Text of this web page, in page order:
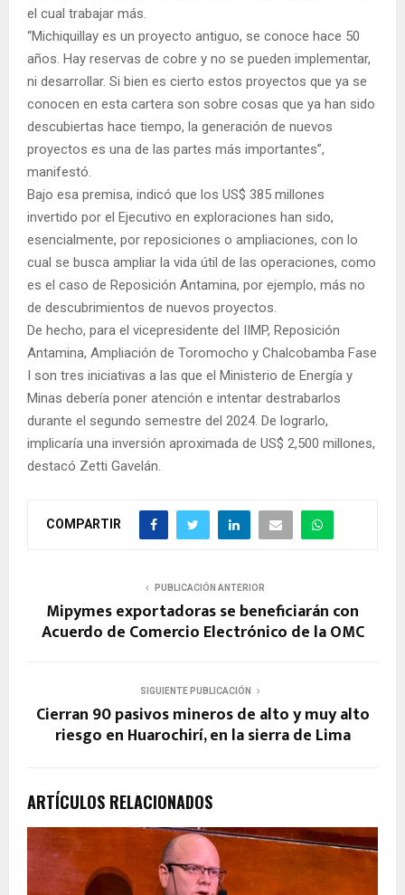
el cual trabajar más.
“Michiquillay es un proyecto antiguo, se conoce hace 50
años. Hay reservas de cobre y no se pueden implementar,
ni desarrollar. Si bien es cierto estos proyectos que ya se
conocen en esta cartera son sobre cosas que ya han sido
descubiertas hace tiempo, la generación de nuevos
proyectos es una de las partes más importantes”,
manifestó.
Bajo esa premisa, indicó que los US$ 385 millones
invertido por el Ejecutivo en exploraciones han sido,
esencialmente, por reposiciones o ampliaciones, con lo
cual se busca ampliar la vida útil de las operaciones, como
es el caso de Reposición Antamina, por ejemplo, más no
de descubrimientos de nuevos proyectos.
De hecho, para el vicepresidente del IIMP, Reposición
Antamina, Ampliación de Toromocho y Chalcobamba Fase
I son tres iniciativas a las que el Ministerio de Energía y
Minas debería poner atención e intentar destrabarlos
durante el segundo semestre del 2024. De lograrlo,
implicaría una inversión aproximada de US$ 2,500 millones,
destacó Zetti Gavelán.
COMPARTIR
PUBLICACIÓN ANTERIOR
Mipymes exportadoras se beneficiarán con
Acuerdo de Comercio Electrónico de la OMC
SIGUIENTE PUBLICACIÓN
Cierran 90 pasivos mineros de alto y muy alto
riesgo en Huarochirí, en la sierra de Lima
ARTÍCULOS RELACIONADOS